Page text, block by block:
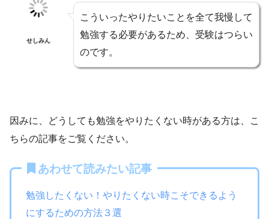
せしみん
こういったやりたいことを全て我慢して
勉強する必要があるため、受験はつらい
のです。
因みに、どうしても勉強をやりたくない時がある方は、こ
ちらの記事をご覧ください。
あわせて読みたい記事
勉強したくない！やりたくない時こそできるよう
にするための方法３選